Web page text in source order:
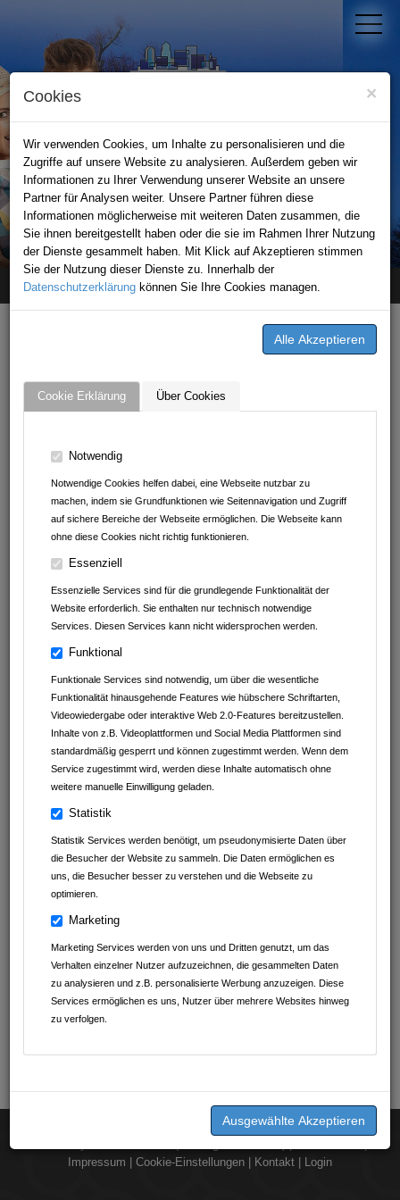
×
Cookies
Wir verwenden Cookies, um Inhalte zu personalisieren und die
Zugriffe auf unsere Website zu analysieren. Außerdem geben wir
Informationen zu Ihrer Verwendung unserer Website an unsere
Partner für Analysen weiter. Unsere Partner führen diese
Informationen möglicherweise mit weiteren Daten zusammen, die
Sie ihnen bereitgestellt haben oder die sie im Rahmen Ihrer Nutzung
der Dienste gesammelt haben. Mit Klick auf Akzeptieren stimmen
Sie der Nutzung dieser Dienste zu. Innerhalb der
Datenschutzerklärung können Sie Ihre Cookies managen.
Cookie Erklärung Über Cookies
Notwendig
Notwendige Cookies helfen dabei, eine Webseite nutzbar zu
machen, indem sie Grundfunktionen wie Seitennavigation und Zugriff
auf sichere Bereiche der Webseite ermöglichen. Die Webseite kann
ohne diese Cookies nicht richtig funktionieren.
Essenziell
Essenzielle Services sind für die grundlegende Funktionalität der
Website erforderlich. Sie enthalten nur technisch notwendige
Services. Diesen Services kann nicht widersprochen werden.
Funktional
Funktionale Services sind notwendig, um über die wesentliche
Funktionalität hinausgehende Features wie hübschere Schriftarten,
Videowiedergabe oder interaktive Web 2.0-Features bereitzustellen.
Inhalte von z.B. Videoplattformen und Social Media Plattformen sind
standardmäßig gesperrt und können zugestimmt werden. Wenn dem
Service zugestimmt wird, werden diese Inhalte automatisch ohne
weitere manuelle Einwilligung geladen.
Statistik
Statistik Services werden benötigt, um pseudonymisierte Daten über
die Besucher der Website zu sammeln. Die Daten ermöglichen es
uns, die Besucher besser zu verstehen und die Webseite zu
optimieren.
Marketing
Marketing Services werden von uns und Dritten genutzt, um das
Verhalten einzelner Nutzer aufzuzeichnen, die gesammelten Daten
zu analysieren und z.B. personalisierte Werbung anzuzeigen. Diese
Services ermöglichen es uns, Nutzer über mehrere Websites hinweg
zu verfolgen.
STADTPORTAL KRAICHGAU
Home unternehmen China Palace Restauarnt
Babstadter Str. 3
Bad Rappenau
Impressum
Cookie-Einstellungen Kontakt Login